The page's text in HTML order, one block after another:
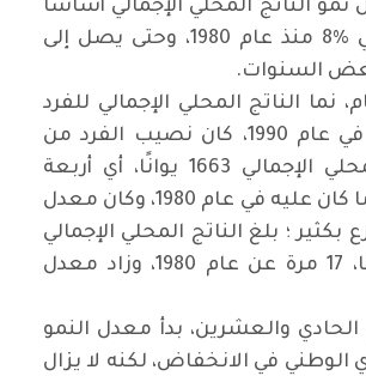
الناتج المحلي الإجمالي أساسًا
عند حوالي %8 منذ عام 1980، وحتى يصل إلى
نما الناتج المحلي الإجمالي للفرد
بسرعة ؛ في عام 1990، كان نصيب الفرد من
الناتج المحلي الإجمالي 1663 يوانًا، أي أربعة
أضعاف ما كان عليه في عام 1980، وكان معدل
بكثير ؛ بلغ الناتج المحلي الإجمالي
7942 يوانا، 17 مرة عن عام 1980، وزاد معدل
والعشرين، بدأ معدل النمو
الوطني في الانخفاض، لكنه لا يزال